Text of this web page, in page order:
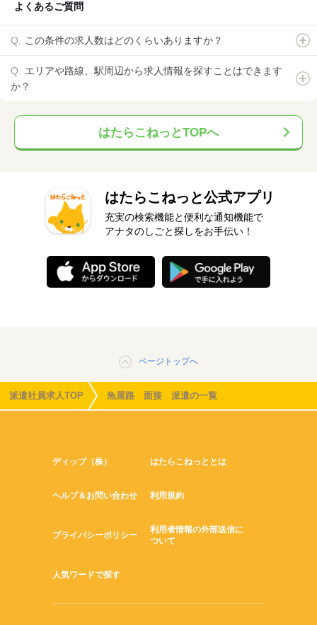
よくあるご質問
この条件の求人数はどのくらいありますか？
エリアや路線、駅周辺から求人情報を探すことはできます
か？
はたらこねっとTOPへ
はたらこねっと公式アプリ
充実の検索機能と便利な通知機能で
アナタのしごと探しをお手伝い！
ページトップへ
派遣社員求人TOP 魚屋路 面接 派遣の一覧
ディップ（株） はたらこねっととは
ヘルプ＆お問い合わせ 利用規約
プライバシーポリシー
利用者情報の外部送信に
ついて
人気ワードで探す